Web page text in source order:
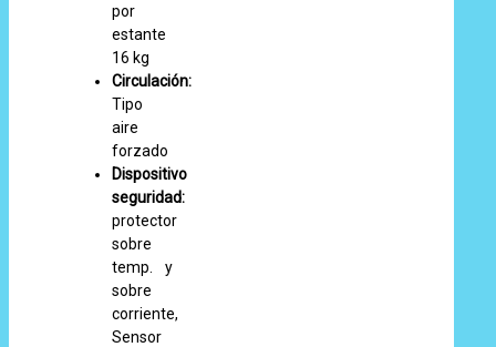
por
estante
16 kg
Circulación:
Tipo
aire
forzado
Dispositivo
seguridad:
protector
sobre
temp. y
sobre
corriente,
Sensor